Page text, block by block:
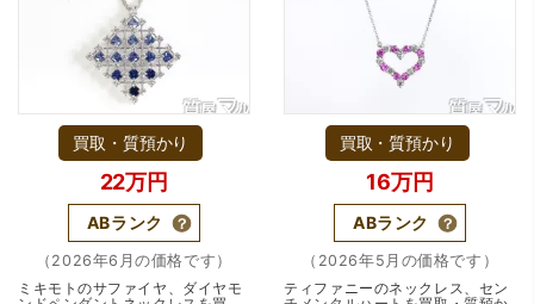
（大阪府門真市）他店ではメール見積もりの時点で数千
円〜1万程度の見積もりでしたが、こちらのメールでの見積
もりは倍以上ちがうので利用させて頂きました。 対応も丁
寧で良かったです。
買取・質預かり
22万円
ABランク
（2026年6月の価格です）
ミキモトのサファイヤ、ダイヤモ
買取・質預かり
16万円
ABランク
（2026年5月の価格です）
ティファニーのネックレス、セン